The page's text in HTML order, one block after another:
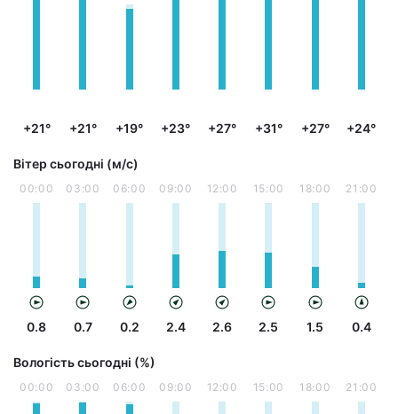
+21° +21° +19° +23° +27° +31° +27° +24°
Вітер сьогодні (м/с)
00:00
0.8
03:00
0.7
06:00
0.2
09:00
2.4
12:00
2.6
15:00
2.5
18:00
1.5
21:00
0.4
Вологість сьогодні (%)
00:00 03:00 06:00 09:00 12:00 15:00 18:00 21:00